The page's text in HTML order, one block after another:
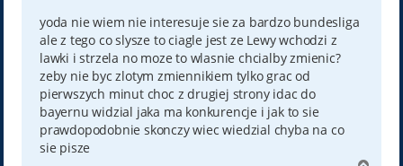
yoda nie wiem nie interesuje sie za bardzo bundesliga
ale z tego co slysze to ciagle jest ze Lewy wchodzi z
lawki i strzela no moze to wlasnie chcialby zmienic?
zeby nie byc zlotym zmiennikiem tylko grac od
pierwszych minut choc z drugiej strony idac do
bayernu widzial jaka ma konkurencje i jak to sie
prawdopodobnie skonczy wiec wiedzial chyba na co
sie pisze